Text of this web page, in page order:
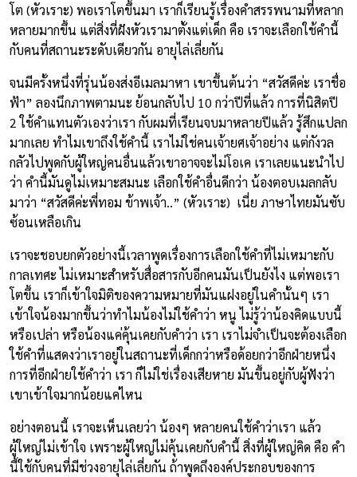
โต (หัวเราะ) พอเราโตขึ้นมา เราก็เรียนรู้เรื่องคำสรรพนามที่หลาก
หลายมากขึ้น แต่สิ่งที่ฝังหัวเรามาตั้งแต่เด็ก คือ เราจะเลือกใช้คำนี้
กับคนที่สถานะระดับเดียวกัน อายุไล่เลี่ยกัน
จนมีครั้งหนึ่งที่รุ่นน้องส่งอีเมลมาหา เขาขึ้นต้นว่า “สวัสดีค่ะ เราชื่อ
ฟ้า” ลองนึกภาพตามนะ ย้อนกลับไป 10 กว่าปีที่แล้ว การที่นิสิตปี
2 ใช้คำแทนตัวเองว่าเรา กับผมที่เรียนจบมาหลายปีแล้ว รู้สึกแปลก
มากเลย ทำไมเขาถึงใช้คำนี้ เราไม่ใช่คนเจ้ายศเจ้าอย่าง แต่กังวล
กลัวไปพูดกับผู้ใหญ่คนอื่นแล้วเขาอาจจะไม่โอเค เราเลยแนะนำไป
ว่า คำนี้มันดูไม่เหมาะสมนะ เลือกใช้คำอื่นดีกว่า น้องตอบเมลกลับ
มาว่า “สวัสดีค่ะพี่ทอม ข้าพเจ้า..” (หัวเราะ) เนี่ย ภาษาไทยมันซับ
ซ้อนเหลือเกิน
เราจะชอบยกตัวอย่างนี้เวลาพูดเรื่องการเลือกใช้คำที่ไม่เหมาะกับ
กาลเทศะ ไม่เหมาะสำหรับสื่อสารกับอีกคนมันเป็นยังไง แต่พอเรา
โตขึ้น เราก็เข้าใจมิติของความหมายที่มันแฝงอยู่ในคำนั้นๆ เรา
เข้าใจน้องมากขึ้นว่าทำไมน้องไม่ใช้คำว่า หนู ไม่รู้ว่าน้องคิดแบบนี้
หรือเปล่า หรือน้องแค่คุ้นเคยกับคำว่า เรา เราไม่จำเป็นจะต้องเลือก
ใช้คำที่แสดงว่าเราอยู่ในสถานะที่เด็กกว่าหรือด้อยกว่าอีกฝ่ายหนึ่ง
การที่อีกฝ่ายใช้คำว่า เรา ก็ไม่ใช่เรื่องเสียหาย มันขึ้นอยู่กับผู้ฟังว่า
เขาเข้าใจมากน้อยแค่ไหน
อย่างตอนนี้ เราจะเห็นเลยว่า น้องๆ หลายคนใช้คำว่าเรา แล้ว
ผู้ใหญ่ไม่เข้าใจ เพราะผู้ใหญ่ไม่คุ้นเคยกับคำนี้ สิ่งที่ผู้ใหญ่คิด คือ คำ
นี้ใช้กับคนที่มีช่วงอายุไล่เลี่ยกัน ถ้าพูดถึงองค์ประกอบของการ